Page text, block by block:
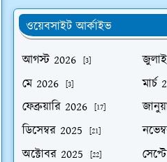
ওয়েবসাইট আর্কাইভ
আগস্ট 2026
[3]
মে 2026 [3] মার্চ
ফেব্রুয়ারি 2026 [17]
ডিসেম্বর 2025 [21]
অক্টোবর 2025 [22]